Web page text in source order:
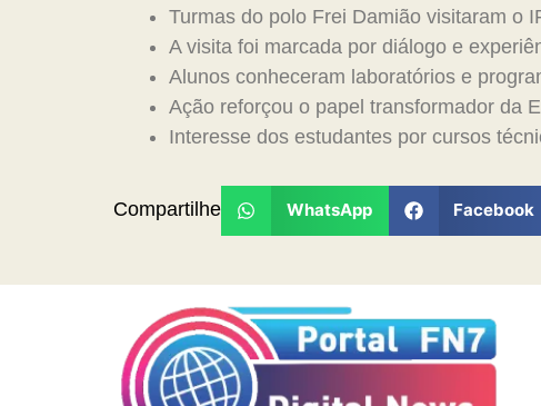
Turmas do polo Frei Damião visitaram o
A visita foi marcada por diálogo e
Alunos conheceram laboratórios e
Ação reforçou o papel transformador da
Interesse dos estudantes por cursos
Compartilhe WhatsApp Facebook